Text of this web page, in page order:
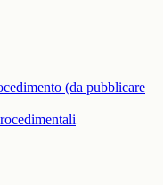
(da pubblicare